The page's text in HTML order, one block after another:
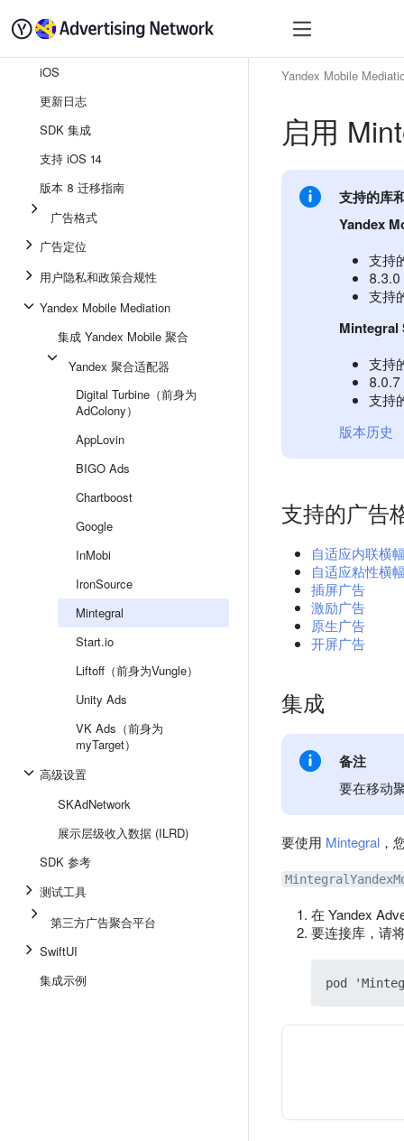
快速入门
iOS
更新日志
SDK 集成
支持 iOS 14
版本 8 迁移指南
广告格式
广告定位
用户隐私和政策合规性
Yandex Mobile Mediation
集成 Yandex Mobile 聚合
Yandex 聚合适配器
Digital Turbine（前身为
AdColony）
AppLovin
BIGO Ads
Chartboost
Google
InMobi
IronSource
Mintegral
Start.io
Liftoff（前身为Vungle）
Unity Ads
VK Ads（前身为
myTarget）
高级设置
SKAdNetwork
展示层级收入数据 (ILRD)
SDK 参考
测试工具
第三方广告聚合平台
SwiftUI
集成示例
Yandex Mobile
启用
支持的库
Yandex
支持
8.3.0
支持
Mintegral
支持
8.0.7
支持
版本历史
支持的广告
自适应内联横
自适应粘性横
插屏广告
激励广告
原生广告
开屏广告
集成
备注
要在移动
要使用 Mintegral ，
在 Yandex
要连接库，请